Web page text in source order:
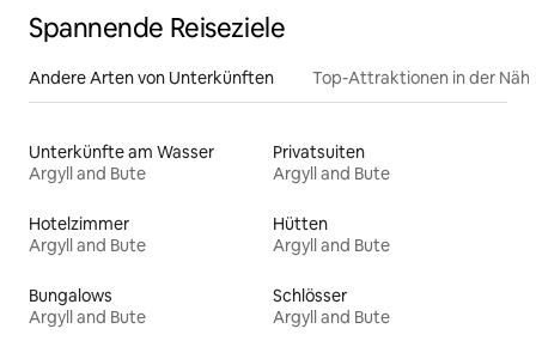
Spannende Reiseziele
Andere Arten von Unterkünften Top-Attraktionen in der
Unterkünfte am Wasser
Argyll and Bute
Privatsuiten
Argyll and Bute
Hotelzimmer
Argyll and Bute
Hütten
Argyll and Bute
Bungalows
Argyll and Bute
Schlösser
Argyll and Bute